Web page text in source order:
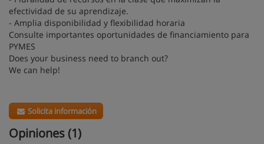
efectividad de su aprendizaje.
- Amplia disponibilidad y flexibilidad horaria
Consulte importantes oportunidades de financiamiento para
PYMES
Does your business need to branch out?
We can help!
Solicita información
Opiniones (1)